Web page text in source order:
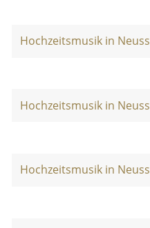
Hochzeitsmusik in Neuss
Hochzeitsmusik in Neuss
Hochzeitsmusik in Neuss